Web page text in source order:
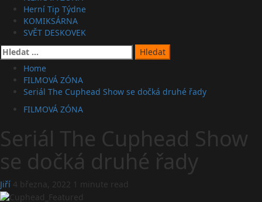
Herní Tip Týdne
KOMIKSÁRNA
SVĚT DESKOVEK
Vyhledávání
Home
FILMOVÁ ZÓNA
Seriál The Cuphead Show se dočká druhé řady
FILMOVÁ ZÓNA
Seriál The Cuphead Show
se dočká druhé řady
Jiří 4 března, 2022 1 minute read